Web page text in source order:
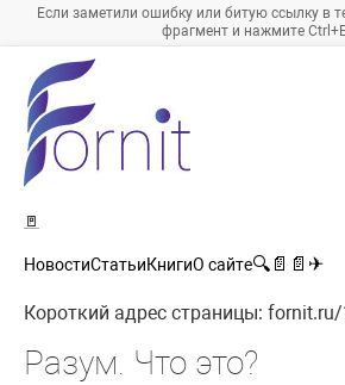
Если заметили ошибку или битую ссылку в
фрагмент и нажмите
🚪
НовостиСтатьиКнигиО сайте🔍 📄 📄 ✈
Короткий адрес страницы: fornit.ru/
Разум. Что это?